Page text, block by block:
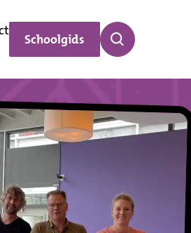
Schoolgids